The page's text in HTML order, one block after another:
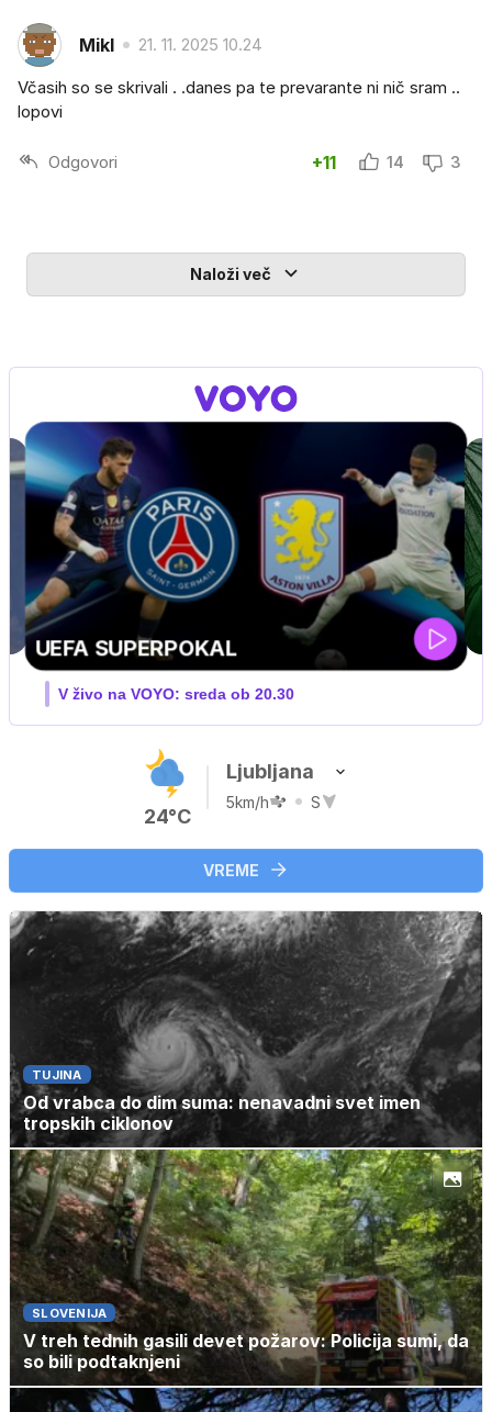
Mikl 21. 11. 2025 10.24
Včasih so se skrivali . .danes pa te prevarante ni nič sram ..
lopovi
Odgovori +11 14 3
Naloži več
ZUFFA BOXING 10
V živo na VOYO: sobota ob 20.00
24°C
Ljubljana
5km/h S
VREME
TUJINA
Od vrabca do dim suma: nenavadni svet imen
tropskih ciklonov
SLOVENIJA
V treh tednih gasili devet požarov: Policija sumi, da
so bili podtaknjeni